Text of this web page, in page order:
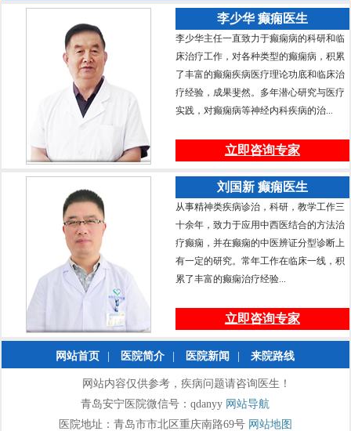
李少华 癫痫医生
李少华主任一直致力于癫痫病的科研和临
床治疗工作，对各种类型的癫痫病，积累
了丰富的癫痫疾病医疗理论功底和临床治
疗经验，成果斐然。多年潜心研究与医疗
实践，对癫痫病等神经内科疾病的治...
立即咨询专家
刘国新 癫痫医生
从事精神类疾病诊治，科研，教学工作三
十余年，致力于应用中西医结合的方法治
疗癫痫，并在癫痫的中医辨证分型诊断上
有一定的研究。常年工作在临床一线，积
累了丰富的癫痫治疗经验...
立即咨询专家
网站首页 医院简介 医院新闻 来院路线
网站内容仅供参考，疾病问题请咨询医生！
青岛安宁医院微信号：qdanyy 网站导航
医院地址：青岛市市北区重庆南路69号 网站地图